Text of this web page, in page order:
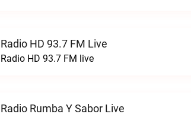
Radio HD 93.7 FM Live
Radio HD 93.7 FM live
Radio Rumba Y Sabor Live